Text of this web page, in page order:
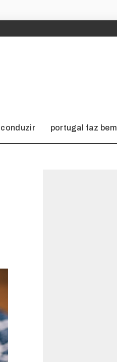
conduzir portugal faz bem